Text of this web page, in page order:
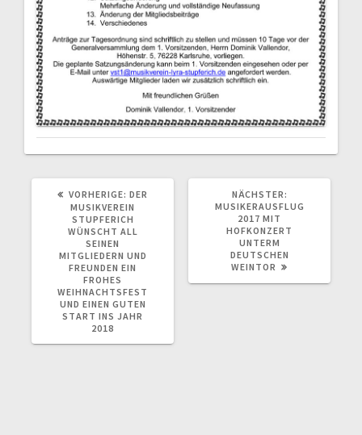
VORHERIGE: VORHERIGER
BEITRAG:
DER
MUSIKVEREIN
STUPFERICH
WÜNSCHT ALL
SEINEN
MITGLIEDERN UND
FREUNDEN EIN
FROHES
WEIHNACHTSFEST
UND EINEN GUTEN
START INS JAHR
2018
NÄCHSTER:
BEITRAG:
MUSIKERAUSFLUG
2017 MIT
HOFKONZERT
UNTERM
DEUTSCHEN
WEINTOR